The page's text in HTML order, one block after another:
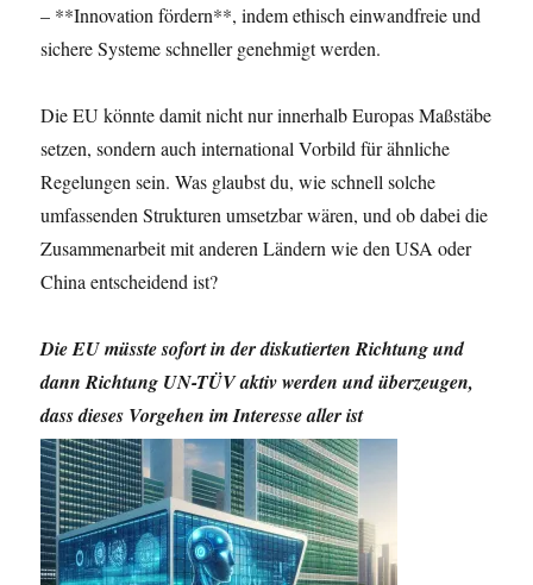
– **Innovation fördern**, indem ethisch einwandfreie und
sichere Systeme schneller genehmigt werden.
Die EU könnte damit nicht nur innerhalb Europas Maßstäbe
setzen, sondern auch international Vorbild für ähnliche
Regelungen sein. Was glaubst du, wie schnell solche
umfassenden Strukturen umsetzbar wären, und ob dabei die
Zusammenarbeit mit anderen Ländern wie den USA oder
China entscheidend ist?
Die EU müsste sofort in der diskutierten Richtung und
dann Richtung UN-TÜV aktiv werden und überzeugen,
dass dieses Vorgehen im Interesse aller ist